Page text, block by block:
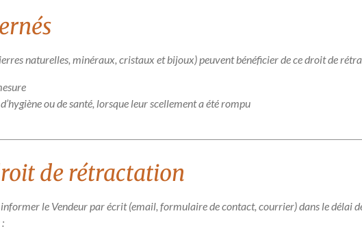
naturelles, minéraux, cristaux et bijoux) peuvent bénéficier de ce droit de
ou de santé, lorsque leur scellement a été rompu
de rétractation
le Vendeur par écrit (email, formulaire de contact, courrier) dans le délai